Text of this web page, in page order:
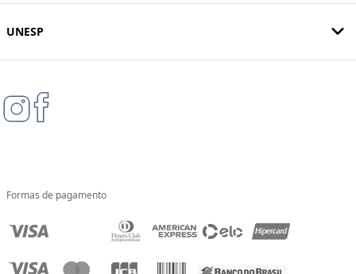
UNESP
Formas de pagamento